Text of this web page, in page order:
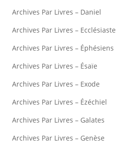
Archives Par Livres – Daniel
Archives Par Livres – Ecclésiaste
Archives Par Livres – Éphésiens
Archives Par Livres – Ésaïe
Archives Par Livres – Exode
Archives Par Livres – Ézéchiel
Archives Par Livres – Galates
Archives Par Livres – Genèse